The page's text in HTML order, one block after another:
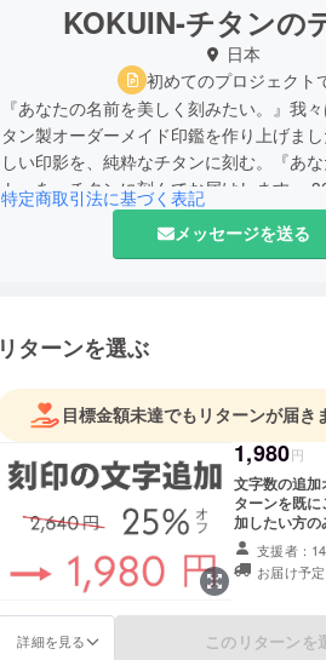
KOKUIN-チタンの
日本
初めてのプロジェクト
『あなたの名前を美しく刻みたい。』我
タン製オーダーメイド印鑑を作り上げま
しい印影を、純粋なチタンに刻む。『あ
ト』を、チタンに刻んでお届けします。
る純チタン素材で、あなたの名前を未来に
特定商取引法に基づく表記
メッセージを送る
リターンを選ぶ
目標金額未達でもリターンが届き
1,980円
文字数の追加
ターンを既
加したい方の
本語の場合は
アルファベッ
文字までとさ
Please
have already
支援者：
お届け予
詳細を見る このリターンを